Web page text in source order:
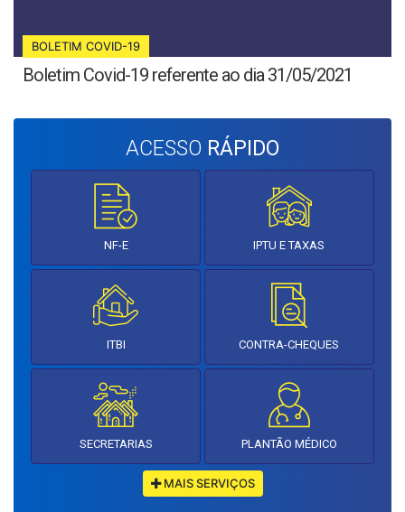
BOLETIM COVID-19
Boletim Covid-19 referente ao dia 31/05/2021
ACESSO RÁPIDO
NF-E IPTU E TAXAS
ITBI CONTRA-CHEQUES
SECRETARIAS PLANTÃO MÉDICO
MAIS SERVIÇOS